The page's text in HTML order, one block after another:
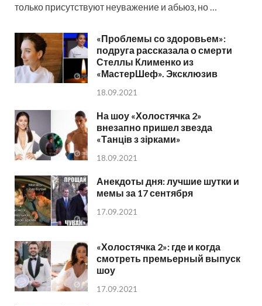
только присутствуют неуважение и абьюз, но …
«Проблемы со здоровьем»:
подруга рассказала о смерти
Стеллы Клименко из
«МастерШеф». Эксклюзив
18.09.2021
На шоу «Холостячка 2»
внезапно пришел звезда
«Танців з зірками»
18.09.2021
Анекдоты дня: лучшие шутки и
мемы за 17 сентября
17.09.2021
«Холостячка 2»: где и когда
смотреть премьерный выпуск
шоу
17.09.2021